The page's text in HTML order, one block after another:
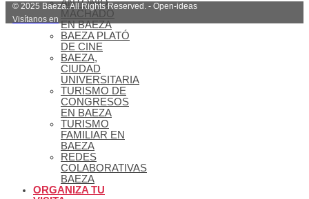
ANTONIO
MACHADO
EN BAEZA
BAEZA PLATÓ
DE CINE
BAEZA,
CIUDAD
UNIVERSITARIA
TURISMO DE
CONGRESOS
EN BAEZA
TURISMO
FAMILIAR EN
BAEZA
REDES
COLABORATIVAS
BAEZA
ORGANIZA TU
© 2025 Baeza. All Rights Reserved. - Open-ideas
Visítanos en